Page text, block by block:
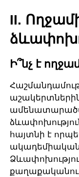
II.
Ի՞նչ է
հայտնի է
ակադեմիական